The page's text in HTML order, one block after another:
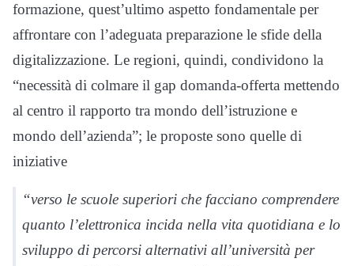
formazione, quest’ultimo aspetto fondamentale per
affrontare con l’adeguata preparazione le sfide della
digitalizzazione. Le regioni, quindi, condividono la
“necessità di colmare il gap domanda-offerta mettendo
al centro il rapporto tra mondo dell’istruzione e
mondo dell’azienda”; le proposte sono quelle di
iniziative
“verso le scuole superiori che facciano comprendere
quanto l’elettronica incida nella vita quotidiana e lo
sviluppo di percorsi alternativi all’università per